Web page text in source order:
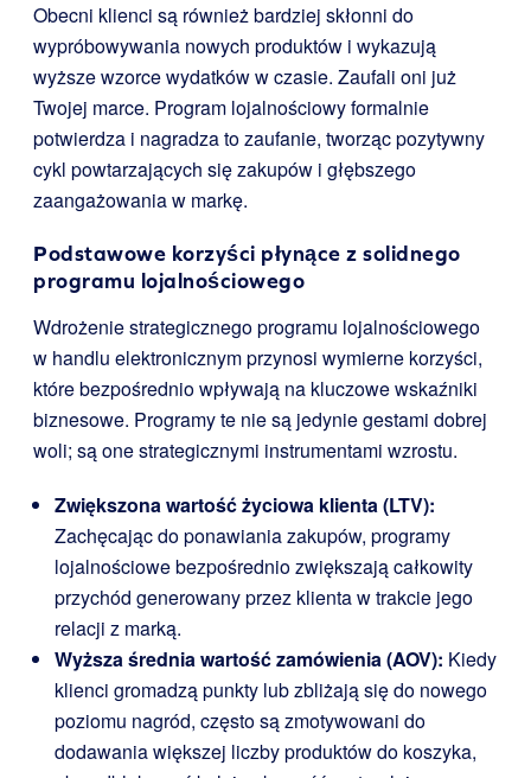
Obecni klienci są również bardziej skłonni do
wypróbowywania nowych produktów i wykazują
wyższe wzorce wydatków w czasie. Zaufali oni już
Twojej marce. Program lojalnościowy formalnie
potwierdza i nagradza to zaufanie, tworząc pozytywny
cykl powtarzających się zakupów i głębszego
zaangażowania w markę.
Podstawowe korzyści płynące z solidnego
programu lojalnościowego
Wdrożenie strategicznego programu lojalnościowego
w handlu elektronicznym przynosi wymierne korzyści,
które bezpośrednio wpływają na kluczowe wskaźniki
biznesowe. Programy te nie są jedynie gestami dobrej
woli; są one strategicznymi instrumentami wzrostu.
Zwiększona wartość życiowa klienta (LTV):
Zachęcając do ponawiania zakupów, programy
lojalnościowe bezpośrednio zwiększają całkowity
przychód generowany przez klienta w trakcie jego
relacji z marką.
Wyższa średnia wartość zamówienia (AOV): Kiedy
klienci gromadzą punkty lub zbliżają się do nowego
poziomu nagród, często są zmotywowani do
dodawania większej liczby produktów do koszyka,